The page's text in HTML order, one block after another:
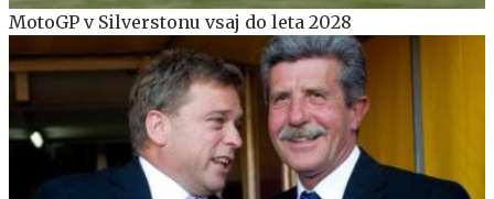
MotoGP v Silverstonu vsaj do leta 2028